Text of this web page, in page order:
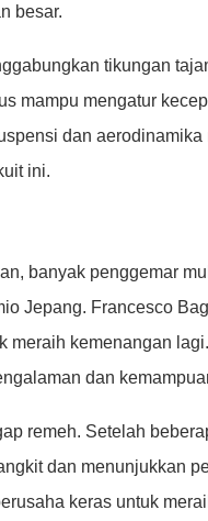
besar.
tikungan
mampu mengatur
dan
ini.
banyak penggemar
Jepang. Francesco
meraih kemenangan
dan
remeh. Setelah
dan menunjukkan
keras untuk